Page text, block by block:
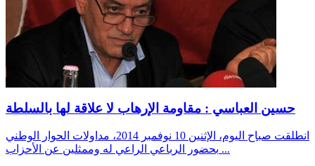
حسين العباسي : مقاومة الإرهاب لا علاقة لها بالسلطة
انطلقت صباح اليوم، الإثنين 10 نوفمبر 2014، مداولات الحوار الوطني
بحضور الرباعي الراعي له وممثلين عن الأحزاب ...